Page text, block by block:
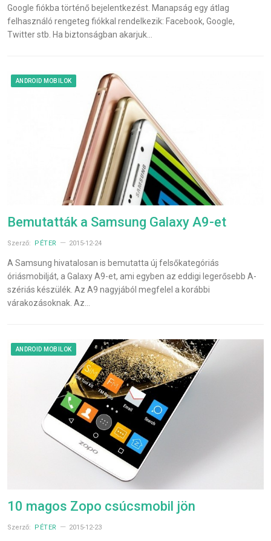
Google fiókba történő bejelentkezést. Manapság egy átlag
felhasználó rengeteg fiókkal rendelkezik: Facebook, Google,
Twitter stb. Ha biztonságban akarjuk…
ANDROID MOBILOK
Bemutatták a Samsung Galaxy A9-et
Szerző: PÉTER 2015-12-24
A Samsung hivatalosan is bemutatta új felsőkategóriás
óriásmobilját, a Galaxy A9-et, ami egyben az eddigi legerősebb A-
szériás készülék. Az A9 nagyjából megfelel a korábbi
várakozásoknak. Az…
ANDROID MOBILOK
10 magos Zopo csúcsmobil jön
Szerző: PÉTER 2015-12-23